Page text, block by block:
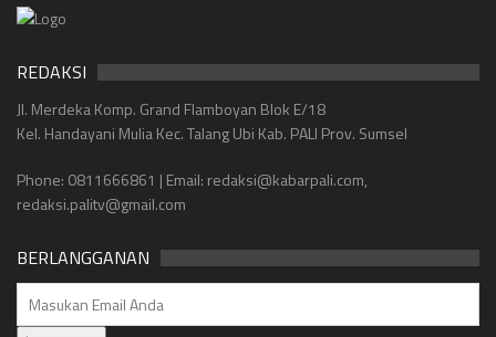
REDAKSI
Jl. Merdeka Komp. Grand Flamboyan Blok E/18
Kel. Handayani Mulia Kec. Talang Ubi Kab. PALI Prov. Sumsel
Phone: 0811666861 | Email: redaksi@kabarpali.com,
redaksi.palitv@gmail.com
BERLANGGANAN